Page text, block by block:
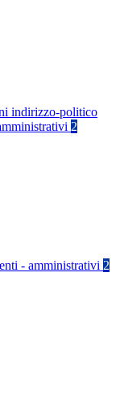
indirizzo-politico
2
- amministrativi 2